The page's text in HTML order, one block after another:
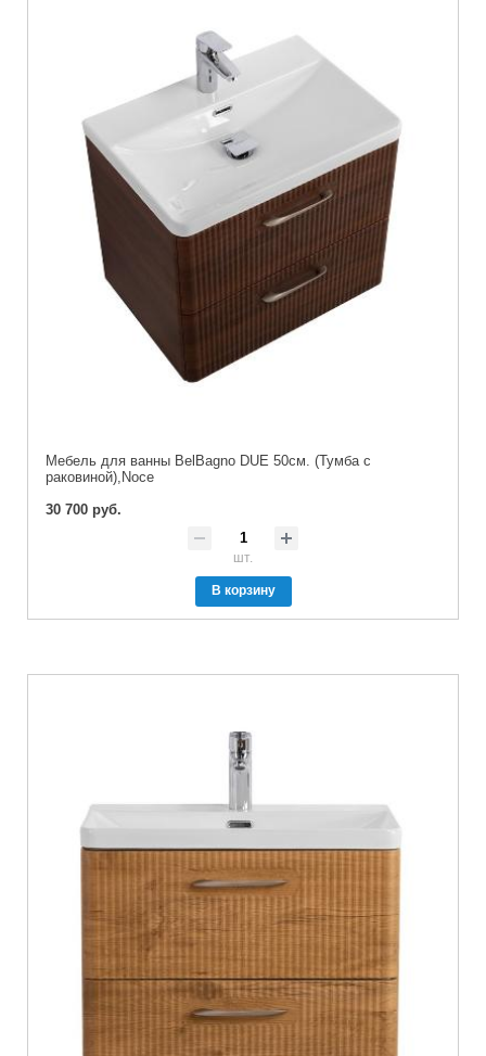
Мебель для ванны BelBagno DUE 50см. (Тумба с
раковиной),Noce
30 700 руб.
шт.
В корзину